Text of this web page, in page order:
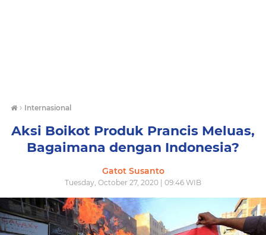
› Internasional
Aksi Boikot Produk Prancis Meluas,
Bagaimana dengan Indonesia?
Gatot Susanto
Tuesday, October 27, 2020 | 09:46 WIB